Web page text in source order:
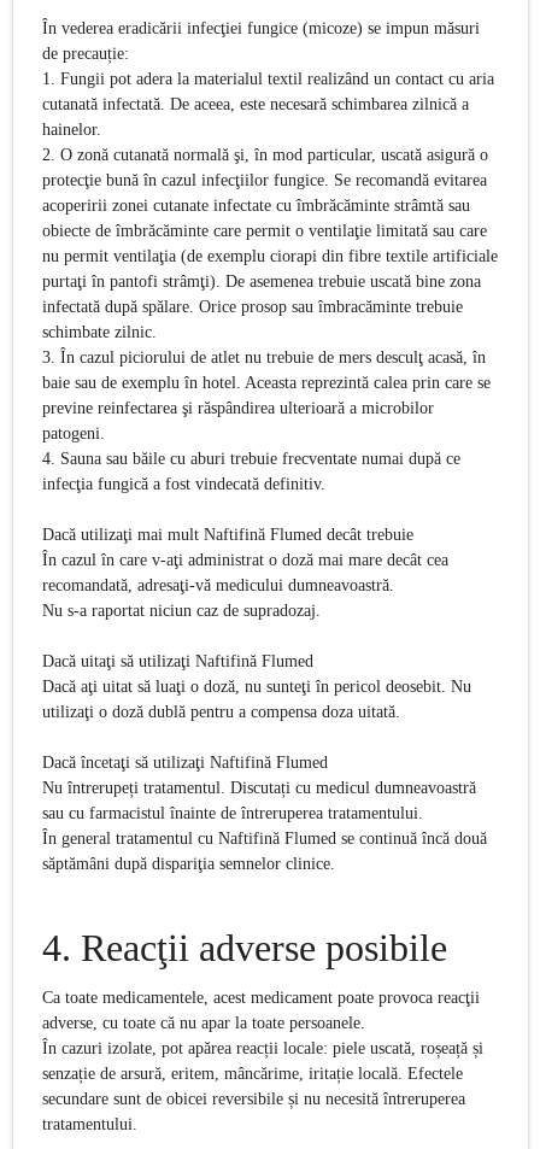
În vederea eradicării infecţiei fungice (micoze) se impun măsuri
de precauție:
1. Fungii pot adera la materialul textil realizând un contact cu aria
cutanată infectată. De aceea, este necesară schimbarea zilnică a
hainelor.
2. O zonă cutanată normală şi, în mod particular, uscată asigură o
protecţie bună în cazul infecţiilor fungice. Se recomandă evitarea
acoperirii zonei cutanate infectate cu îmbrăcăminte strâmtă sau
obiecte de îmbrăcăminte care permit o ventilaţie limitată sau care
nu permit ventilaţia (de exemplu ciorapi din fibre textile artificiale
purtaţi în pantofi strâmţi). De asemenea trebuie uscată bine zona
infectată după spălare. Orice prosop sau îmbracăminte trebuie
schimbate zilnic.
3. În cazul piciorului de atlet nu trebuie de mers desculţ acasă, în
baie sau de exemplu în hotel. Aceasta reprezintă calea prin care se
previne reinfectarea şi răspândirea ulterioară a microbilor
patogeni.
4. Sauna sau băile cu aburi trebuie frecventate numai după ce
infecţia fungică a fost vindecată definitiv.
Dacă utilizaţi mai mult Naftifină Flumed decât trebuie
În cazul în care v-aţi administrat o doză mai mare decât cea
recomandată, adresaţi-vă medicului dumneavoastră.
Nu s-a raportat niciun caz de supradozaj.
Dacă uitaţi să utilizaţi Naftifină Flumed
Dacă aţi uitat să luaţi o doză, nu sunteţi în pericol deosebit. Nu
utilizaţi o doză dublă pentru a compensa doza uitată.
Dacă încetaţi să utilizaţi Naftifină Flumed
Nu întrerupeți tratamentul. Discutați cu medicul dumneavoastră
sau cu farmacistul înainte de întreruperea tratamentului.
În general tratamentul cu Naftifină Flumed se continuă încă două
săptămâni după dispariţia semnelor clinice.
4. Reacţii adverse posibile
Ca toate medicamentele, acest medicament poate provoca reacţii
adverse, cu toate că nu apar la toate persoanele.
În cazuri izolate, pot apărea reacții locale: piele uscată, roșeață și
senzație de arsură, eritem, mâncărime, iritație locală. Efectele
secundare sunt de obicei reversibile și nu necesită întreruperea
tratamentului.